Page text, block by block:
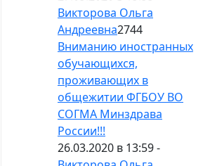
Викторова Ольга
Андреевна2744
Вниманию иностранных
обучающихся,
проживающих в
общежитии ФГБОУ ВО
СОГМА Минздрава
России!!!
26.03.2020 в 13:59 -